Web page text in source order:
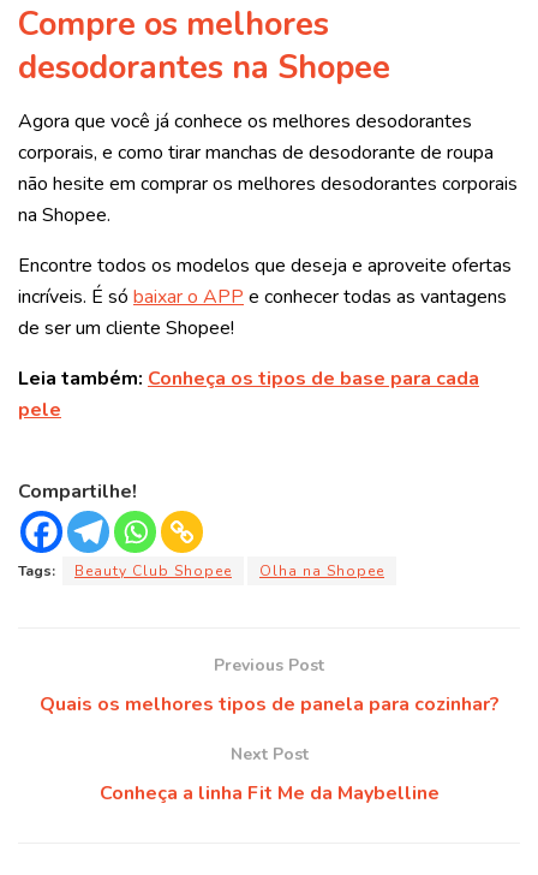
Compre os melhores
desodorantes na Shopee
Agora que você já conhece os melhores desodorantes
corporais, e como tirar manchas de desodorante de roupa
não hesite em comprar os melhores desodorantes corporais
na Shopee.
Encontre todos os modelos que deseja e aproveite ofertas
incríveis. É só baixar o APP e conhecer todas as vantagens
de ser um cliente Shopee!
Leia também: Conheça os tipos de base para cada
pele
Compartilhe!
Tags: Beauty Club Shopee Olha na Shopee
Previous Post
Quais os melhores tipos de panela para cozinhar?
Next Post
Conheça a linha Fit Me da Maybelline